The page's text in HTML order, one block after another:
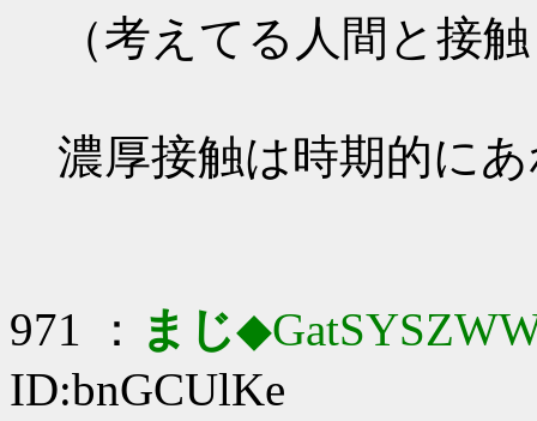
（考えてる人間と接
濃厚接触は時期的に
971 ： まじ
ID:bnGCUlKe